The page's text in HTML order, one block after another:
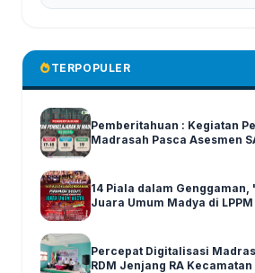
TERPOPULER
Pemberitahuan : Kegiatan
Madrasah Pasca Asesmen
14 Piala dalam
Juara Umum Madya di LPPM
Percepat Digitalisasi
RDM Jenjang RA